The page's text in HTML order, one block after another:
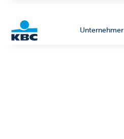
Unternehmer